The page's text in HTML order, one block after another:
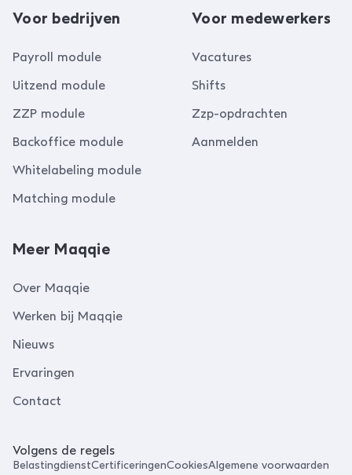
Voor bedrijven
Payroll module
Uitzend module
ZZP module
Backoffice module
Whitelabeling module
Matching module
Voor medewerkers
Vacatures
Shifts
Zzp-opdrachten
Aanmelden
Meer Maqqie
Over Maqqie
Werken bij Maqqie
Nieuws
Ervaringen
Contact
Volgens de regels
BelastingdienstCertificeringenCookiesAlgemene voorwaarden